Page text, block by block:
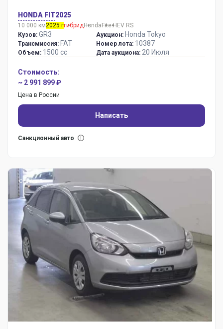
HONDA FIT2025
10 000 км2025 ггибридHonda Fite:HEV RS
Кузов: GR3
Трансмиссия: FAT
Объем: 1500 сс
Аукцион: Honda Tokyo
Номер лота: 10387
Дата аукциона: 20 Июля
Стоимость:
~ 2 991 899 ₽
Цена в России
Написать
Санкционный авто
Оценка: R